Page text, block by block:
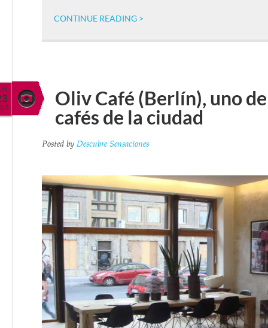
CONTINUE READING >
Oliv Café (Berlín), uno
cafés de la ciudad
Posted by Descubre Sensaciones